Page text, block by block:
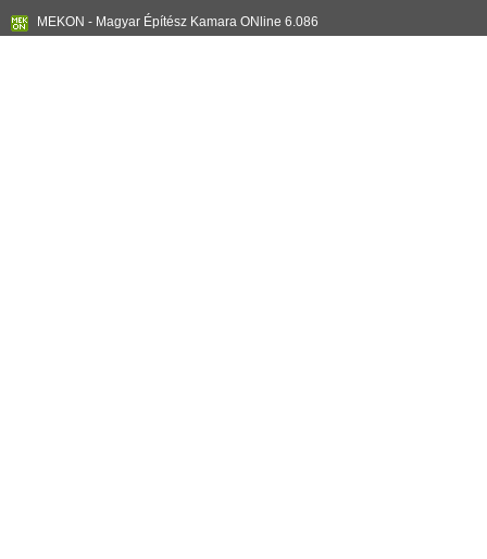
MEKON - Magyar Építész Kamara ONline 6.086